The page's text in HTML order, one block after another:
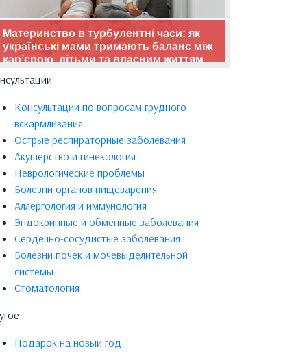
Материнство в турбулентні часи: як
українські мами тримають баланс між
кар’єрою, дітьми та власним життям
Консультации по вопросам грудного
вскармливания
Острые респираторные заболевания
Акушерство и гинекология
Неврологические проблемы
Болезни органов пищеварения
Аллергология и иммунология
Эндокринные и обменные заболевания
Сердечно-сосудистые заболевания
Болезни почек и мочевыделительной
системы
Стоматология
Подарок на новый год